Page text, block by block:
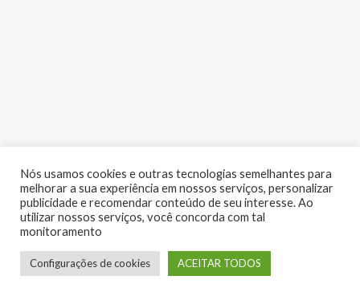
LUME EVENTOS | Copyright 2017 - Todos os direitos reservados
Nós usamos cookies e outras tecnologias semelhantes para
melhorar a sua experiência em nossos serviços, personalizar
publicidade e recomendar conteúdo de seu interesse. Ao
utilizar nossos serviços, você concorda com tal
monitoramento
Configurações de cookies ACEITAR TODOS